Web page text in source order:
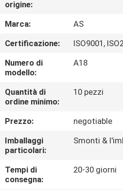
NOI
GIRO
DELLA
FABBRICA
CONTROLLO
DI
QUALITÀ
CONTATTICI
origine:
Marca:
AS
Certificazione:
ISO9001,
Numero di
modello:
A18
Quantità di
ordine minimo:
10 pezzi
Prezzo:
negotiable
Imballaggi
particolari:
Smonti &
Tempi di
consegna:
20-30 giorni